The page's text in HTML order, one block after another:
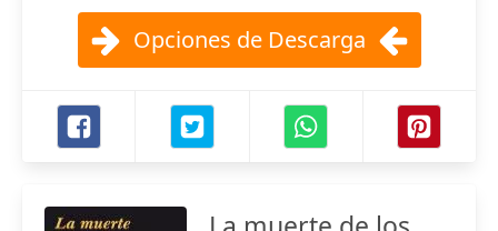
Opciones de Descarga